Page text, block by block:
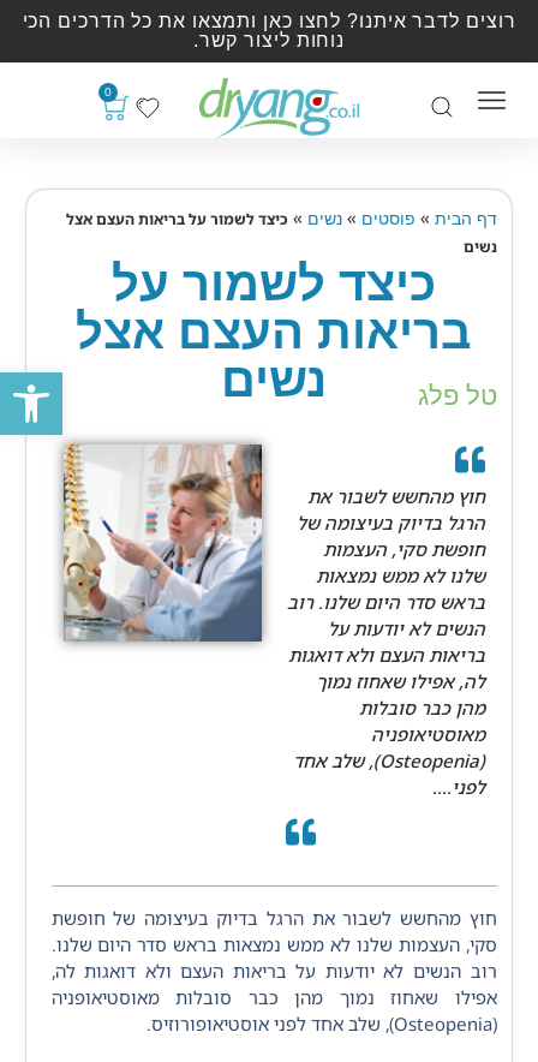
פתח
רוצים לדבר איתנו? לחצו כאן ותמצאו את כל הדרכים הכי
נוחות ליצור קשר.
0
דף הבית » פוסטים »נשים » כיצד לשמור על בריאות העצם אצל
נשים
כיצד לשמור על
בריאות העצם אצל
נשים
טל פלג
חוץ מהחשש לשבור את
הרגל בדיוק בעיצומה של
חופשת סקי, העצמות
שלנו לא ממש נמצאות
בראש סדר היום שלנו. רוב
הנשים לא יודעות על
בריאות העצם ולא דואגות
לה, אפילו שאחוז נמוך
מהן כבר סובלות
מאוסטיאופניה
(Osteopenia), שלב אחד
לפני....
חוץ מהחשש לשבור את הרגל בדיוק בעיצומה של חופשת
סקי, העצמות שלנו לא ממש נמצאות בראש סדר היום שלנו.
רוב הנשים לא יודעות על בריאות העצם ולא דואגות לה,
אפילו שאחוז נמוך מהן כבר סובלות מאוסטיאופניה
(Osteopenia), שלב אחד לפני אוסטיאופורוזיס.